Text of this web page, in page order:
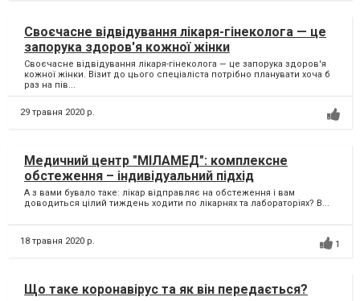
Своєчасне відвідування лікаря-гінеколога — це
запорука здоров'я кожної жінки
Своєчасне відвідування лікаря-гінеколога — це запорука здоров'я
кожної жінки. Візит до цього спеціаліста потрібно планувати хоча б
раз на пів...
29 травня 2020 р.
Медичний центр "МІЛАМЕД": комплексне
обстеження – індивідуальний підхід
А з вами бувало таке: лікар відправляє на обстеження і вам
доводиться цілий тиждень ходити по лікарнях та лабораторіях? В...
18 травня 2020 р. 1
Що таке коронавірус та як він передається?